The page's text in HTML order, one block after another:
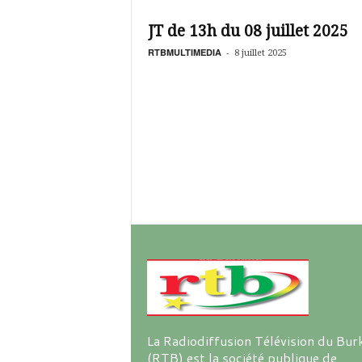
i
JT de 13h du 08 juillet 2025
RTBMULTIMEDIA - 8 juillet 2025
La Radiodiffusion Télévision du
(RTB) est la société publique de